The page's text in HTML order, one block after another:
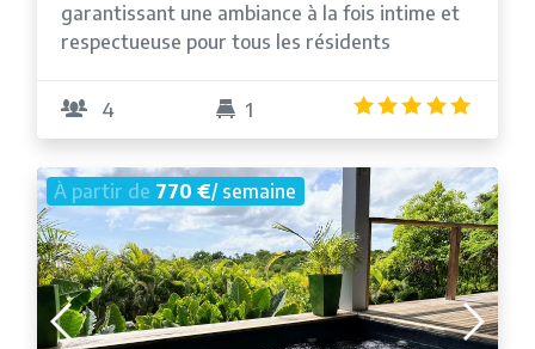
garantissant une ambiance à la fois intime et
respectueuse pour tous les résidents
4 1
À partir de 770 €/ semaine